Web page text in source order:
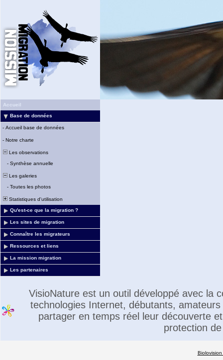
Accueil
Base de données
- Accueil base de données
- Notre charte
Les observations
- Synthèse annuelle
Les galeries
- Toutes les photos
Statistiques d'utilisation
Qu'est-ce que la migration ?
Les sites de migration
Connaître les migrateurs
Ressources et liens
La mission migration
Les partenaires
VisioNature est un outil développé avec la
technologies Internet, débutants,
partager en temps réel leur découverte
protection
Biolovision